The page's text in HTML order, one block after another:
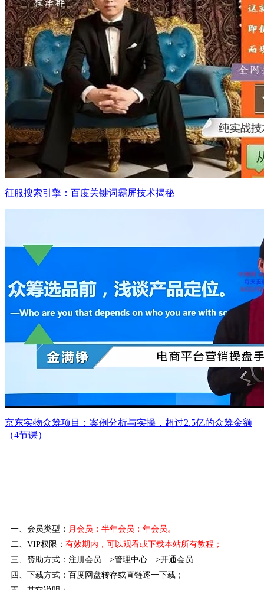
征服搜索引擎：百度关键词霸屏技术揭秘
京东实物众筹项目：案例分析与实操，超过2.5亿的众筹金额
（4节课）
一、会员类型： 月会员；半年会员；年会员。
二、VIP权限： 有效期内，可以观看或下载本站所有教程 ；
三、赞助方式：注册会员—>管理中心—>开通会员
四、下载方式：百度网盘转存或直链逐一下载；